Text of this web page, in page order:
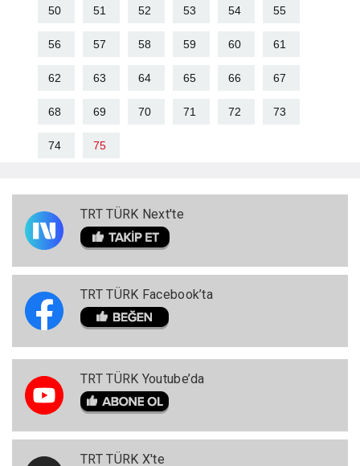
50 51 52 53 54 55
56 57 58 59 60 61
62 63 64 65 66 67
68 69 70 71 72 73
74 75
TRT TÜRK Next'te
TRT TÜRK Facebook’ta
TRT TÜRK Youtube’da
TRT TÜRK X'te